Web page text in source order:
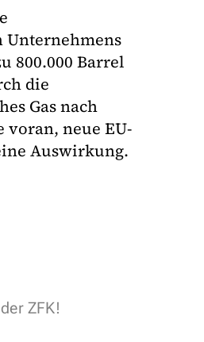
Unternehmens
800.000 Barrel
die
Gas nach
neue EU-
Auswirkung.
ZFK!